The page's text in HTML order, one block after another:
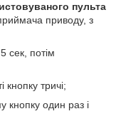
пульта
приймача приводу, з
сек, потім
кнопку тричі;
кнопку один раз і